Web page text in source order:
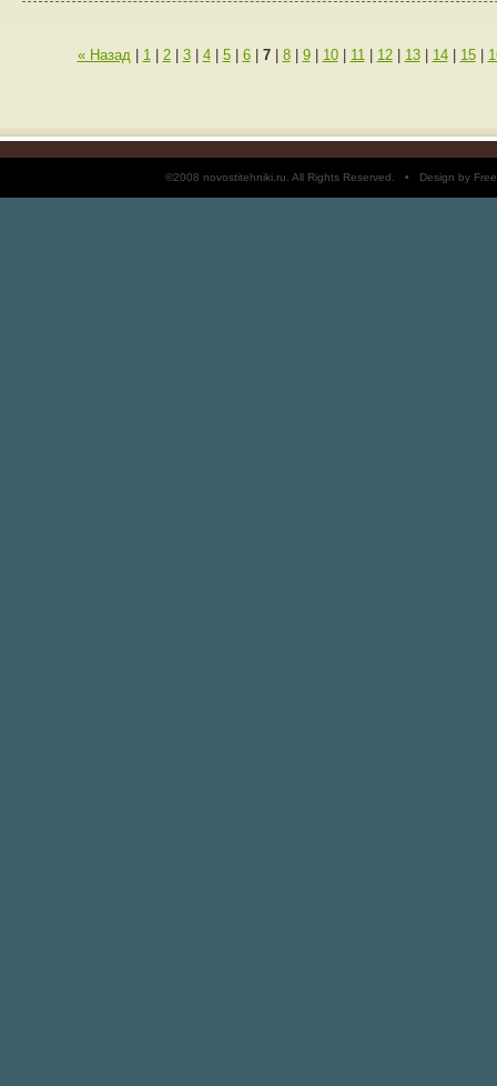
« Назад| 1| 2| 3| 4| 5| 6| 7| 8| 9| 10| 11| 12| 13| 14| 15|
©2008 novostitehniki.ru. All Rights Reserved. • Design by